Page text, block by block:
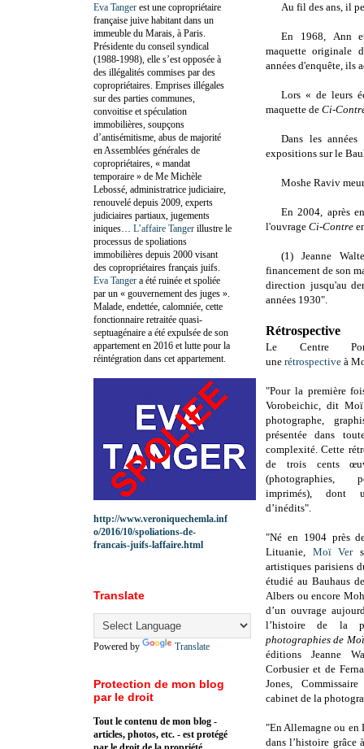
Au fil des ans, il
En 1968,
Ann
maquette originale
années d'enquête, ils
Lors « de leurs
maquette de Ci-
Dans les
expositions sur le
Moshe Raviv
En2004, après
l'ouvrage Ci-Contre
(1) Jeanne
financement de son
direction jusqu'au
années 1930".
Rétrospective
Le Centre
une rétrospective à
"Pour la première
Vorobeichic, dit
photographe,
présentée dans
complexité. Cette
de trois cents
(photographies,
imprimés), dont
d’inédits".
"Né en 1904 près
Lituanie, Moï Ver
artistiques parisiens
étudié au Bauhaus
Albers ou encore
d’un ouvrage
l’histoire de la
photographies de
éditions Jeanne
Corbusier et de
Jones,
cabinet de la
"En Allemagne ou en
dans l’histoire grâce
Eva Tanger est une copropriétaire
française juive habitant dans un
immeuble du Marais, à Paris.
Présidente du conseil syndical
(1988-1998), elle s’est opposée à
des illégalités commises par des
copropriétaires. Emprises illégales
sur des parties communes,
convoitise et spéculation
immobilières, soupçons
d’antisémitisme, abus de majorité
en Assemblées générales de
copropriétaires, « mandat
temporaire » de Me Michèle
Lebossé, administratrice judiciaire,
renouvelé depuis 2009, experts
judiciaires partiaux, jugements
iniques… L’affaire Tanger illustre le
processus de spoliations
immobilières depuis 2000 visant
des copropriétaires français juifs.
Eva Tanger a été ruinée et spoliée
par un « gouvernement des juges ».
Malade, endettée, calomniée, cette
fonctionnaire retraitée quasi-
septuagénaire a été expulsée de son
appartement en 2016 et lutte pour la
réintégration dans cet appartement.
http://www.veroniquechemla.inf
o/2016/10/spoliations-de-
francais-juifs-laffaire.html
Translate
Powered by Translate
Protection de mon blog
par le droit
Tout le contenu de mon blog -
articles, photos, etc. - est protégé